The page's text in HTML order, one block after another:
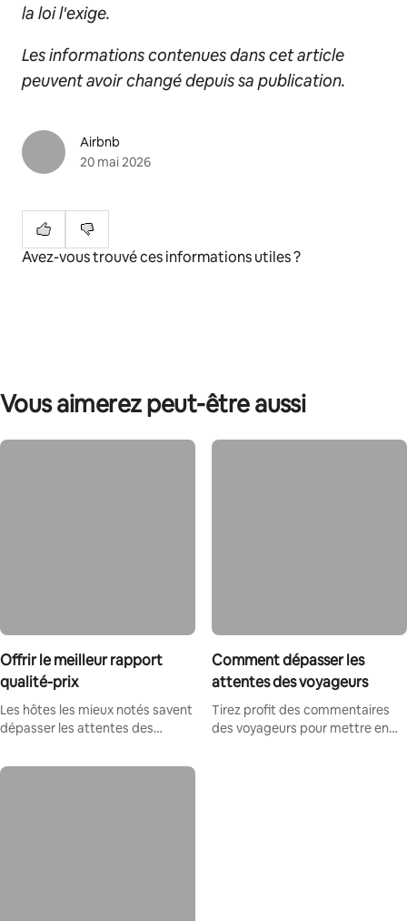
la loi l'exige.
Les informations contenues dans cet article
peuvent avoir changé depuis sa publication.
Airbnb
20 mai 2026
Avez-vous trouvé ces informations utiles ?
Vous aimerez peut-être aussi
Offrir le meilleur rapport
qualité-prix
Les hôtes les mieux notés savent
dépasser les attentes des
Comment dépasser les
attentes des voyageurs
Tirez profit des commentaires
des voyageurs pour mettre en